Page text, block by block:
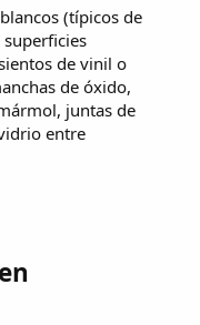
(típicos de
de vinil o
de óxido,
juntas de
entre